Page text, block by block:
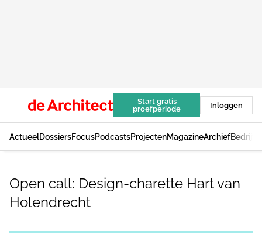
Start gratis
proefperiode
Inloggen
ActueelDossiersFocusPodcastsProjectenMagazineArchief
Open call: Design-charette Hart van
Holendrecht